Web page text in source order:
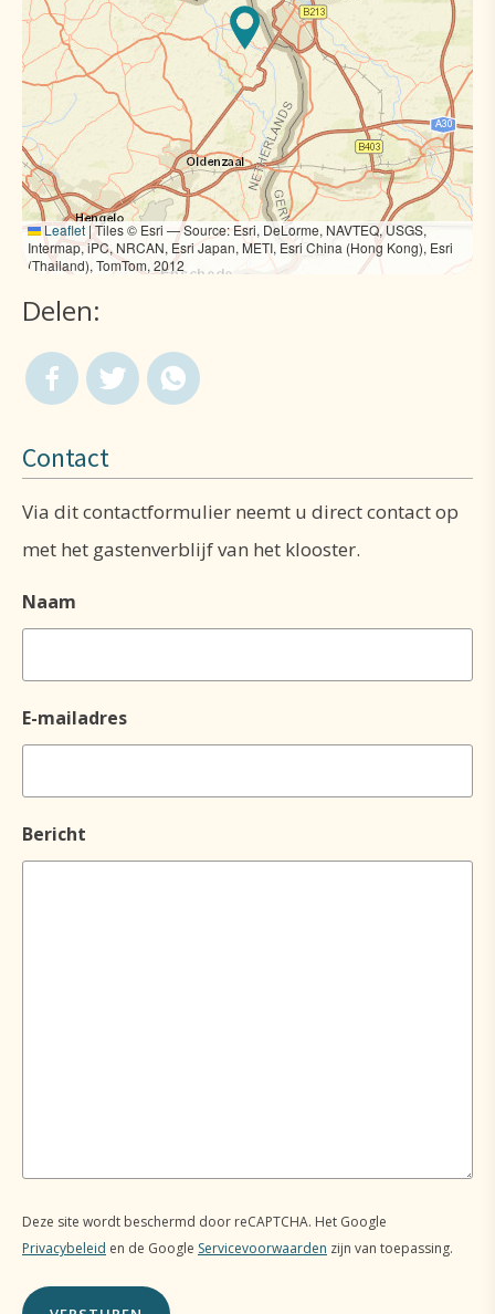
Leaflet |Tiles © Esri — Source: Esri, DeLorme, NAVTEQ, USGS,
Intermap, iPC, NRCAN, Esri Japan, METI, Esri China (Hong Kong), Esri
(Thailand), TomTom, 2012
Delen:
Contact
Via dit contactformulier neemt u direct contact op
met het gastenverblijf van het klooster.
Naam
E-mailadres
Bericht
Deze site wordt beschermd door reCAPTCHA. Het Google
Privacybeleid en de Google Servicevoorwaarden zijn van toepassing.